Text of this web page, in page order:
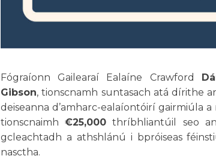
Fógraíonn Gailearaí Ealaíne Crawford
Gibson, tionscnamh suntasach atá dírithe
deiseanna d’amharc-ealaíontóirí gairmiúla
tionscnaimh€25,000 thríbhliantúil seo
gcleachtadh a athshlánú i bpróiseas
nasctha.